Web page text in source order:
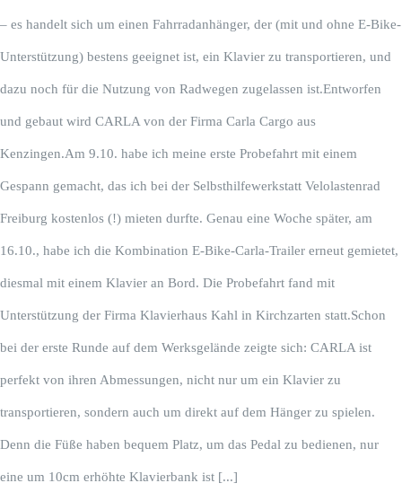
– es handelt sich um einen Fahrradanhänger, der (mit und ohne E-Bike-
Unterstützung) bestens geeignet ist, ein Klavier zu transportieren, und
dazu noch für die Nutzung von Radwegen zugelassen ist.Entworfen
und gebaut wird CARLA von der Firma Carla Cargo aus
Kenzingen.Am 9.10. habe ich meine erste Probefahrt mit einem
Gespann gemacht, das ich bei der Selbsthilfewerkstatt Velolastenrad
Freiburg kostenlos (!) mieten durfte. Genau eine Woche später, am
16.10., habe ich die Kombination E-Bike-Carla-Trailer erneut gemietet,
diesmal mit einem Klavier an Bord. Die Probefahrt fand mit
Unterstützung der Firma Klavierhaus Kahl in Kirchzarten statt.Schon
bei der erste Runde auf dem Werksgelände zeigte sich: CARLA ist
perfekt von ihren Abmessungen, nicht nur um ein Klavier zu
transportieren, sondern auch um direkt auf dem Hänger zu spielen.
Denn die Füße haben bequem Platz, um das Pedal zu bedienen, nur
eine um 10cm erhöhte Klavierbank ist [...]